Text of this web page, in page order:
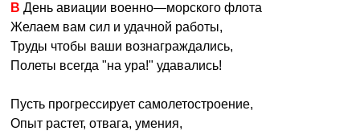
В День авиации военно—морского флота
Желаем вам сил и удачной работы,
Труды чтобы ваши вознаграждались,
Полеты всегда "на ура!" удавались!
Пусть прогрессирует самолетостроение,
Опыт растет, отвага, умения,